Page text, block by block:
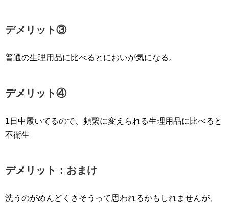
デメリット③
普通の生理用品に比べるとにおいが気になる。
デメリット④
1日中履いてるので、頻繫に変えられる生理用品に比べると
不衛生
デメリット：おまけ
洗うのがめんどくさそうって思われるかもしれませんが、